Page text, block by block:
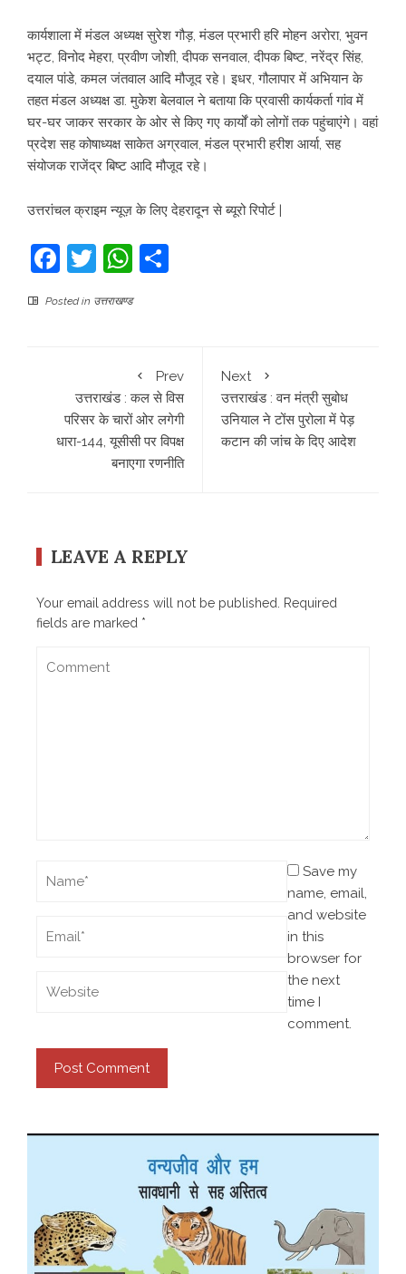
कार्यशाला में मंडल अध्यक्ष सुरेश गौड़, मंडल प्रभारी हरि मोहन अरोरा, भुवन
भट्ट, विनोद मेहरा, प्रवीण जोशी, दीपक सनवाल, दीपक बिष्ट, नरेंद्र सिंह,
दयाल पांडे, कमल जंतवाल आदि मौजूद रहे। इधर, गौलापार में अभियान के
तहत मंडल अध्यक्ष डा. मुकेश बेलवाल ने बताया कि प्रवासी कार्यकर्ता गांव में
घर-घर जाकर सरकार के ओर से किए गए कार्यों को लोगों तक पहुंचाएंगे। वहां
प्रदेश सह कोषाध्यक्ष साकेत अग्रवाल, मंडल प्रभारी हरीश आर्या, सह
संयोजक राजेंद्र बिष्ट आदि मौजूद रहे।
उत्तरांचल क्राइम न्यूज़ के लिए देहरादून से ब्यूरो रिपोर्ट |
Facebook
TwitterWhatsApp
Posted in उत्तराखण्ड
Prev
उत्तराखंड : कल से विस
परिसर के चारों ओर लगेगी
धारा-144, यूसीसी पर विपक्ष
बनाएगा रणनीति
Next
उत्तराखंड : वन मंत्री सुबोध
उनियाल ने टोंस पुरोला में पेड़
कटान की जांच के दिए आदेश
LEAVE A REPLY
Your email address will not be published.
Required
fields are marked *
Save my
name, email,
and website
in this
browser for
the next
time I
comment.